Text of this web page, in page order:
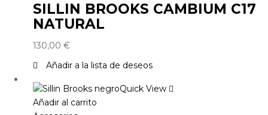
SILLIN BROOKS CAMBIUM C17
NATURAL
130,00 €
Añadir a la lista de deseos
Quick View
Añadir al carrito